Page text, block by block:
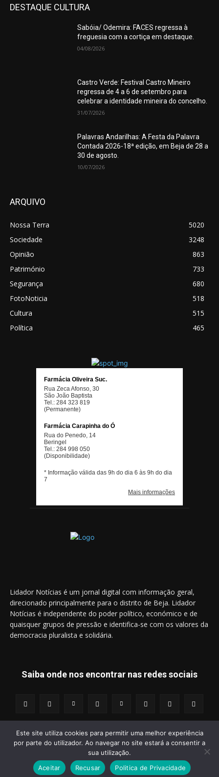
DESTAQUE CULTURA
Sabóia/ Odemira: FACES regressa à
freguesia com a cortiça em destaque.
04/08/2026
Castro Verde: Festival Castro Mineiro
regressa de 4 a 6 de setembro para
celebrar a identidade mineira do concelho.
31/07/2026
Palavras Andarilhas: A Festa da Palavra
Contada 2026-18ª edição, em Beja de 28 a
30 de agosto.
10/07/2026
ARQUIVO
Nossa Terra
5020
Sociedade
3248
Opinião
863
Património
733
Segurança
680
FotoNoticia
518
Cultura
515
Política
465
Lidador Notícias é um jornal digital com informação geral,
direcionado principalmente para o distrito de Beja. Lidador
Notícias é independente do poder político, económico e de
quaisquer grupos de pressão e identifica-se com os valores da
democracia pluralista e solidária.
Saiba onde nos encontrar nas redes sociais
© 2014 - 2025 Lidador Notícias. | Todos os Direitos Reservados.
Termos e Condições Política de Privacidade Publicidade
Este site utiliza cookies para permitir uma melhor experiência
por parte do utilizador. Ao navegar no site estará a consentir a
sua utilização.
Aceitar
Recusar Politica de Privacidade